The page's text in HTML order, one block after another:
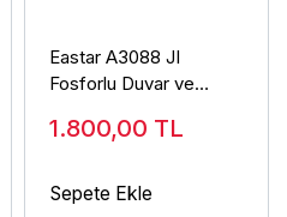
Eastar A3088 JI
Fosforlu Duvar ve
1.800,00 TL
Sepete Ekle